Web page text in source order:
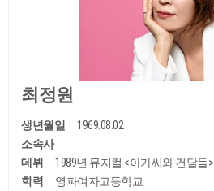
최정원
생년월일
1969.08.02
소속사
데뷔
1989년 뮤지컬 <아가씨와 건달들>
학력
영파여자고등학교